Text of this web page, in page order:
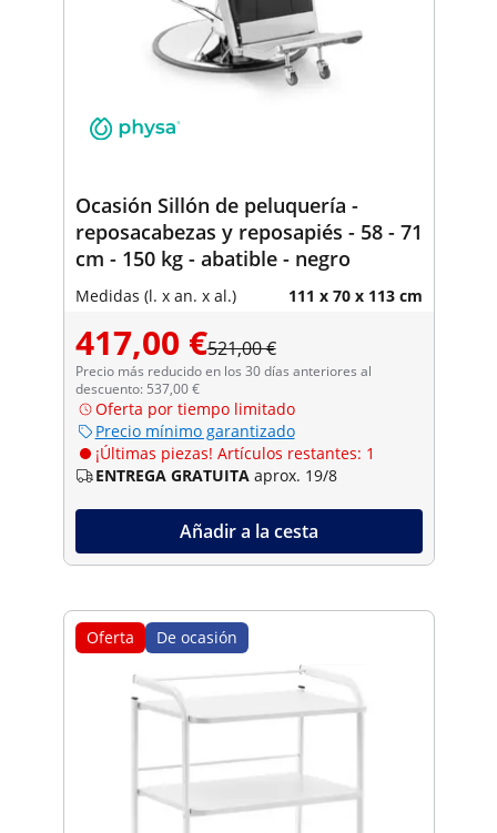
Ocasión Sillón de peluquería -
reposacabezas y reposapiés - 58 - 71
cm - 150 kg - abatible - negro
Medidas (l. x an. x al.) 111 x 70 x 113 cm
417,00 €521,00 €
Precio más reducido en los 30 días anteriores al
descuento: 537,00 €
Oferta por tiempo limitado
Precio mínimo garantizado
¡Últimas piezas! Artículos restantes: 1
ENTREGA GRATUITA aprox. 19/8
Añadir a la cesta
Oferta De ocasión